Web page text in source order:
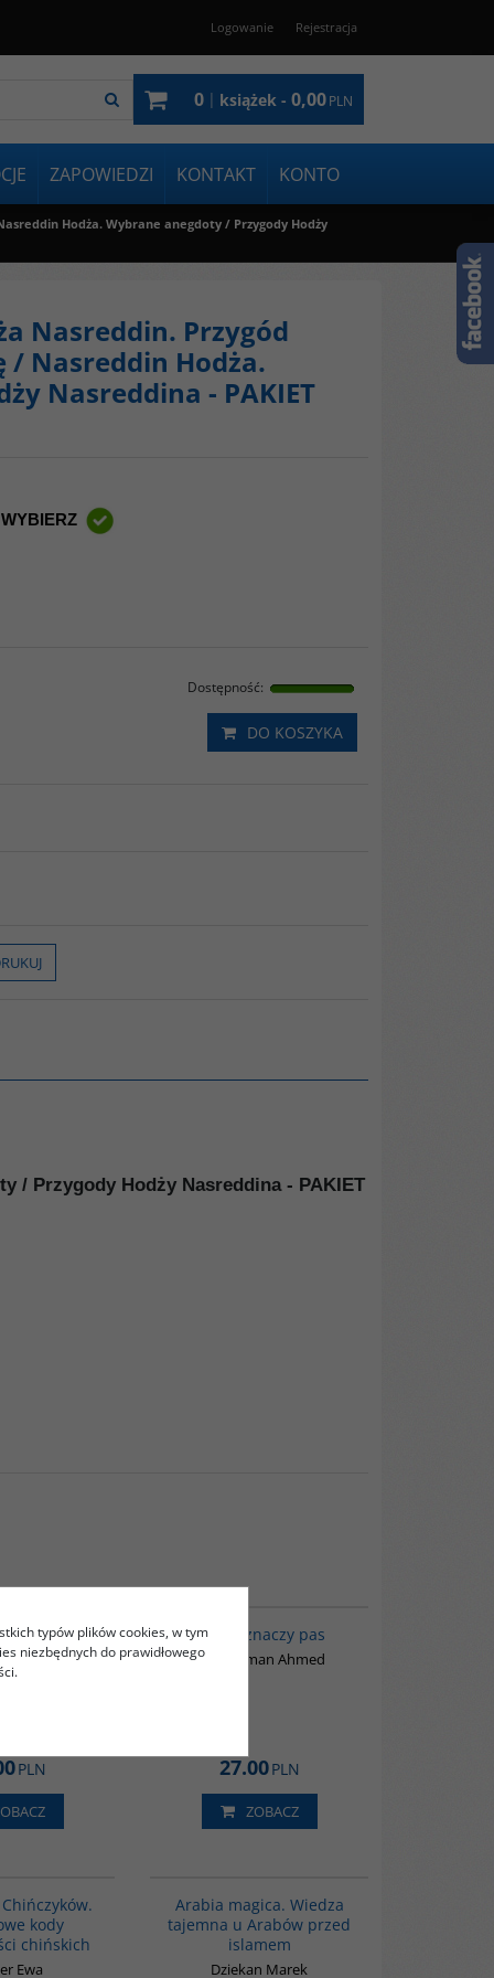
Logowanie Rejestracja
0 | książek - 0,00PLN
ZAPOWIEDZI KONTAKT KONTO
Hodża. Wybrane anegdoty / Przygody Hodży
Nasreddin. Przygód
/ Nasreddin Hodża.
Nasreddina - PAKIET
Dostępność:
DO KOSZYKA
/ Przygody Hodży Nasreddina - PAKIET
w
Chinach.
w
PLN
Hizam znaczy pas
Abodehman Ahmed
27.00PLN
ZOBACZ
kody
chińskich
Ewa
Arabia magica. Wiedza
tajemna u Arabów przed
islamem
Dziekan Marek
typów plików cookies, w tym
niezbędnych do prawidłowego